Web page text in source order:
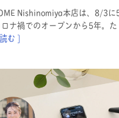
Nishinomiya本店は、8/3に
ロナ禍でのオープンから5年。
む ]